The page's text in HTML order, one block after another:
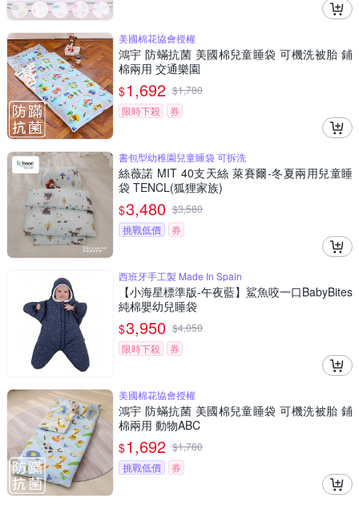
美國棉花協會授權
鴻宇 防蟎抗菌 美國棉兒童睡袋 可機洗被胎 鋪
棉兩用 交通樂園
$1,692 $1,780
限時下殺
券
書包型幼稚園兒童睡袋 可拆洗
絲薇諾 MIT 40支天絲 萊賽爾-冬夏兩用兒童睡
袋 TENCL(狐狸家族)
$3,480 $3,580
挑戰低價
券
西班牙手工製 Made In Spain
【小海星標準版-午夜藍】鯊魚咬一口BabyBites
純棉嬰幼兒睡袋
$3,950 $4,050
限時下殺
券
美國棉花協會授權
鴻宇 防蟎抗菌 美國棉兒童睡袋 可機洗被胎 鋪
棉兩用 動物ABC
$1,692 $1,780
挑戰低價
券